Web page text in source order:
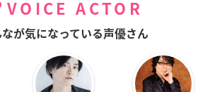
VOICE ACTOR
なが気になっている声優さん